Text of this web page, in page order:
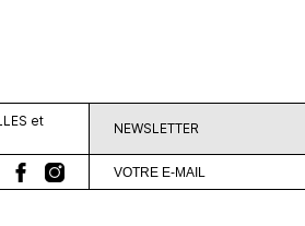
et
NEWSLETTER